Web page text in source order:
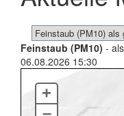
Feinstaub (PM10) -
06.08.2026 15:30
+